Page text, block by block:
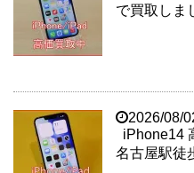
で買取しま
2026/08/
iPhone14
名古屋駅徒